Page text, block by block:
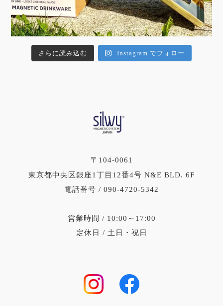
〒104-0061
東京都中央区銀座1丁目12番4号 N&E BLD. 6F
電話番号 / 090-4720-5342
営業時間 / 10:00～17:00
定休日 / 土日・祝日
さらに読み込む Instagram でフォロー